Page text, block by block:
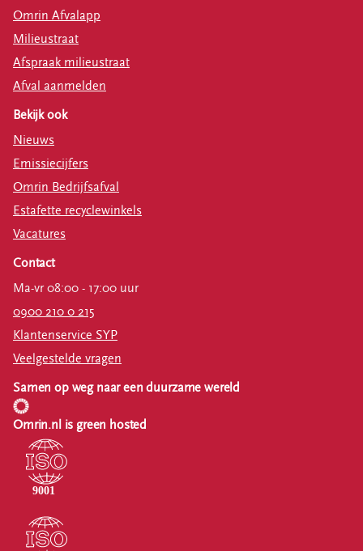
Omrin Afvalapp
Milieustraat
Afspraak milieustraat
Afval aanmelden
Bekijk ook
Nieuws
Emissiecijfers
Omrin Bedrijfsafval
Estafette recyclewinkels
Vacatures
Contact
Ma-vr 08:00 - 17:00 uur
0900 210 0 215
Klantenservice SYP
Veelgestelde vragen
Samen op weg naar een duurzame wereld
Omrin.nl is green hosted